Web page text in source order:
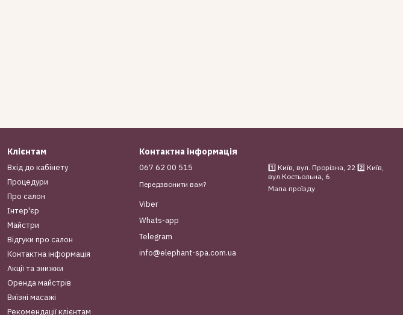
Клієнтам
Вхід до кабінету
Процедури
Про салон
Інтер'єр
Майстри
Відгуки про салон
Контактна інформація
Акції та знижки
Оренда майстрів
Виїзні масажі
Рекомендації клієнтам
Контактна інформація
067 62 00 515
Передзвонити вам?
Viber
Whats-app
Telegram
info@elephant-spa.com.ua
1️⃣ Київ, вул. Прорізна, 22 2️⃣ Київ,
вул.Костьольна, 6
Мапа проїзду